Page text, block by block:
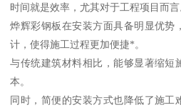
时间就是效率，尤其对于工程项目而言
烨辉彩钢板在安装方面具备明显优势
计，使得施工过程更加便捷*。
与传统建筑材料相比，能够显著缩短
本。
同时，简便的安装方式也降低了施工